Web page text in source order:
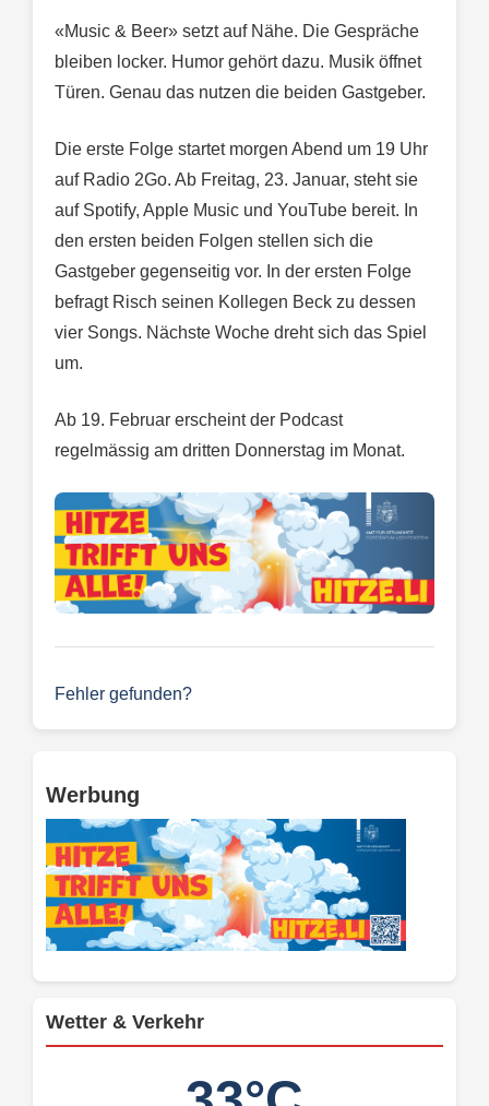
«Music & Beer» setzt auf Nähe. Die Gespräche
bleiben locker. Humor gehört dazu. Musik öffnet
Türen. Genau das nutzen die beiden Gastgeber.
Die erste Folge startet morgen Abend um 19 Uhr
auf Radio 2Go. Ab Freitag, 23. Januar, steht sie
auf Spotify, Apple Music und YouTube bereit. In
den ersten beiden Folgen stellen sich die
Gastgeber gegenseitig vor. In der ersten Folge
befragt Risch seinen Kollegen Beck zu dessen
vier Songs. Nächste Woche dreht sich das Spiel
um.
Ab 19. Februar erscheint der Podcast
regelmässig am dritten Donnerstag im Monat.
Fehler gefunden?
Werbung
Wetter & Verkehr